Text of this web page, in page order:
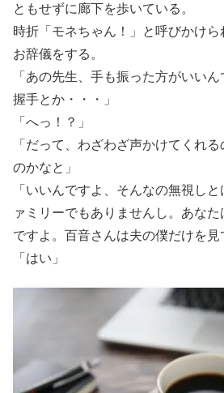
ともせずに廊下を歩いている。
時折「モネちゃん！」と呼びかけ
お辞儀をする。
「あの先生、手も振った方がいい
握手とか・・・」
「へっ！？」
「だって、わざわざ声かけてくれ
のかなと」
「いいんですよ、そんなの無視し
ァミリーでもありませんし。あな
ですよ。百音さんは夫の僕だけを見
「はい」